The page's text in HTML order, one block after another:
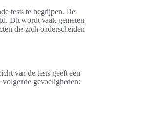
tests te begrijpen. De
Dit wordt vaak gemeten
die zich onderscheiden
van de tests geeft een
gevoeligheden: